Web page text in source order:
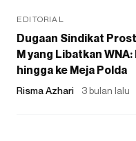
EDITORIAL
Dugaan Sindikat
M yang Libatkan
hingga ke Meja Polda
Risma Azhari 3 bulan lalu